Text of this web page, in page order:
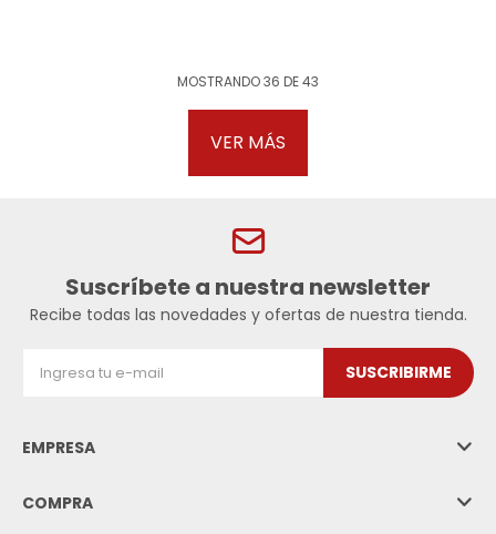
MOSTRANDO36 DE43
VER MÁS
Suscríbete a nuestra newsletter
Recibe todas las novedades y ofertas de nuestra tienda.
SUSCRIBIRME
EMPRESA
COMPRA